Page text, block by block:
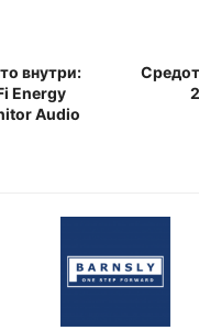
внутри:
Energy
Audio